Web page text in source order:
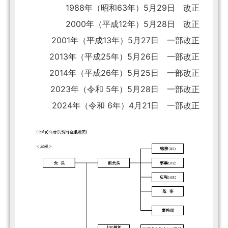
1988年（昭和63年）5月29日 改正
2000年（平成12年）5月28日 改正
2001年（平成13年）5月27日 一部改正
2013年（平成25年）5月26日 一部改正
2014年（平成26年）5月25日 一部改正
2023年（令和 5年）5月28日 一部改正
2024年（令和 6年）4月21日 一部改正